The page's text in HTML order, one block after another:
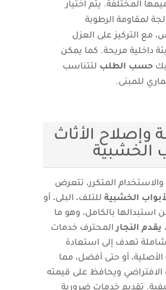
المختلفة. يتم اختيار
لمقاومة الرطوبة
مع التركيز على العزل
داخلية مريحة. كما يمكن
حسب الطلب لتتناسب
للمبنى.
وإصلاح الأثاث
الخشبية
المتكرر، تتعرض
الخشبيةللتلف، البلى، أو
استبدالها بالكامل، وهو ما
يقدم النجارالمحترف خدمات
تهدف إلى استعادة
الأصلية، أو حتى أفضل، مما
ويحافظ على قيمته